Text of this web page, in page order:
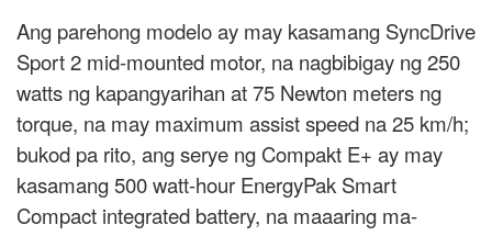
Ang parehong modelo ay may kasamang SyncDrive
Sport 2 mid-mounted motor, na nagbibigay ng 250
watts ng kapangyarihan at 75 Newton meters ng
torque, na may maximum assist speed na 25 km/h;
bukod pa rito, ang serye ng Compakt E+ ay may
kasamang 500 watt-hour EnergyPak Smart
Compact integrated battery, na maaaring ma-